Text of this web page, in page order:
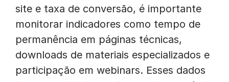
site e taxa de conversão, é importante
monitorar indicadores como tempo de
permanência em páginas técnicas,
downloads de materiais especializados e
participação em webinars. Esses dados